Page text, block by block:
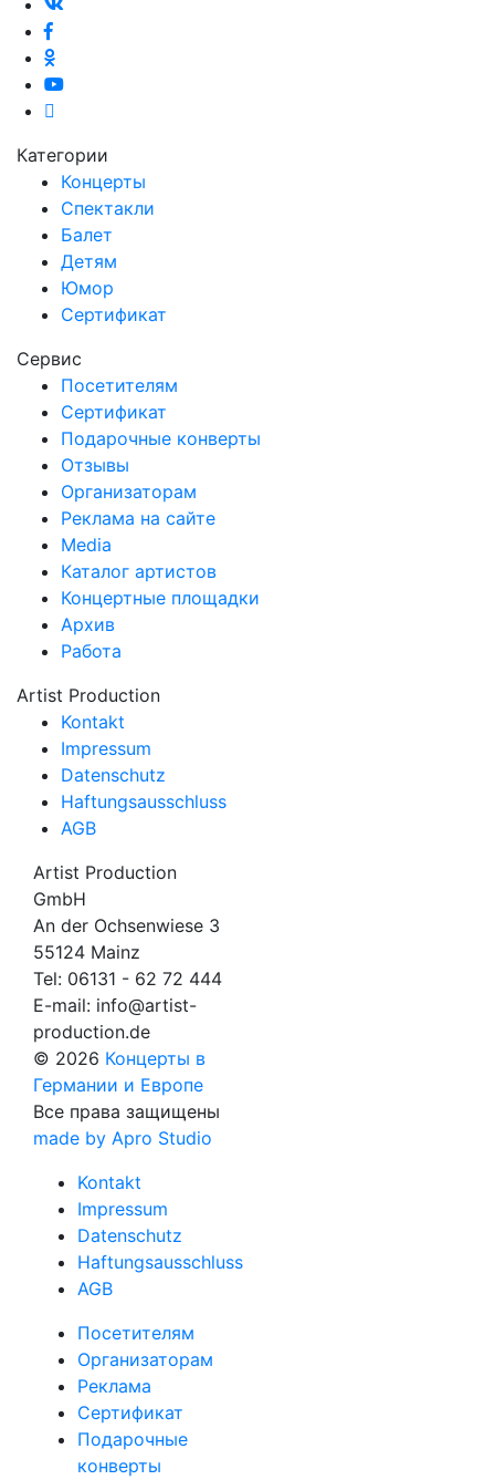
Категории
Концерты
Спектакли
Балет
Детям
Юмор
Сертификат
Сервис
Посетителям
Сертификат
Подарочные конверты
Отзывы
Организаторам
Реклама на сайте
Media
Каталог артистов
Концертные площадки
Архив
Работа
Artist Production
Kontakt
Impressum
Datenschutz
Haftungsausschluss
AGB
Artist Production
GmbH
An der Ochsenwiese 3
55124 Mainz
Tel: 06131 - 62 72 444
E-mail: info@artist-
production.de
© 2026 Концерты в
Германии и Европе
Все права защищены
made by Apro Studio
Kontakt
Impressum
Datenschutz
Haftungsausschluss
AGB
Посетителям
Организаторам
Реклама
Сертификат
Подарочные
конверты